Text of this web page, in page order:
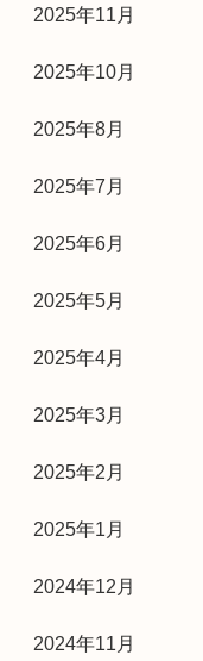
2025年11月
2025年10月
2025年8月
2025年7月
2025年6月
2025年5月
2025年4月
2025年3月
2025年2月
2025年1月
2024年12月
2024年11月